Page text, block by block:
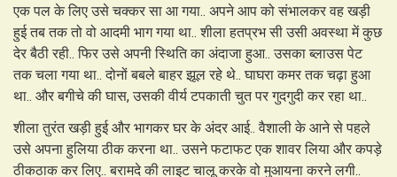
एक पल के लिए उसे चक्कर सा आ गया.. अपने आप को संभालकर वह खड़ी
हुई तब तक तो वो आदमी भाग गया था.. शीला हतप्रभ सी उसी अवस्था में कुछ
देर बैठी रही.. फिर उसे अपनी स्थिति का अंदाजा हुआ.. उसका ब्लाउस पेट
तक चला गया था.. दोनों बबले बाहर झूल रहे थे.. घाघरा कमर तक चढ़ा हुआ
था.. और बगीचे की घास, उसकी वीर्य टपकाती चुत पर गुदगुदी कर रहा था.. ​
शीला तुरंत खड़ी हुई और भागकर घर के अंदर आई.. वैशाली के आने से पहले
उसे अपना हुलिया ठीक करना था.. उसने फटाफट एक शावर लिया और कपड़े
ठीकठाक कर लिए.. बरामदे की लाइट चालू करके वो मुआयना करने लगी..